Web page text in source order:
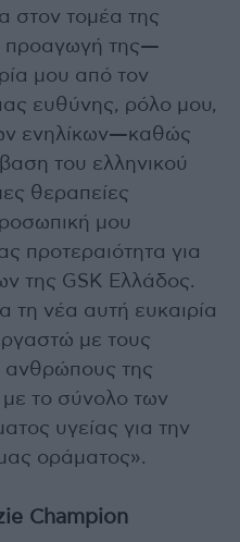
στον τομέα της
προαγωγή της—
μου από τον
ευθύνης, ρόλο μου,
ενηλίκων—καθώς
του ελληνικού
θεραπείες
μου
προτεραιότητα για
της GSK Ελλάδος.
τη νέα αυτή ευκαιρία
με τους
ανθρώπους της
το σύνολο των
υγείας για την
οράματος».
Champion